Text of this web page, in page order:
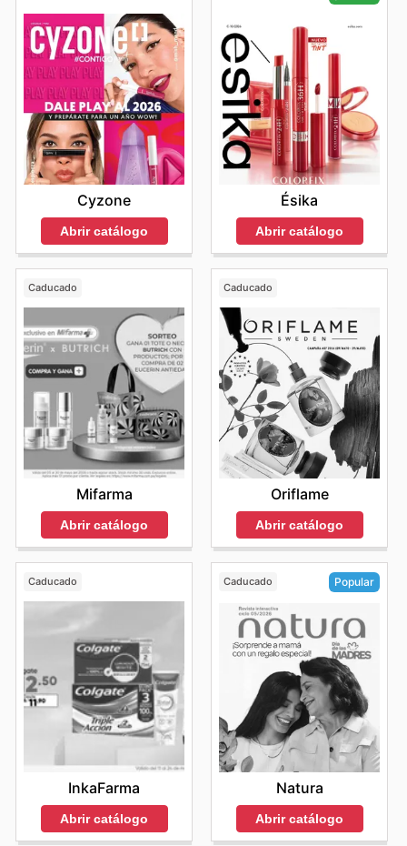
sobre las novedades y descuentos por tiempo limitado.
Encuentra tus marcas favoritas en Yanbal—explora sus
ofertas en línea hoy mismo.
Cyzone
Abrir catálogo
Ésika
Abrir catálogo
Caducado
Mifarma
Abrir catálogo
Caducado
Oriflame
Abrir catálogo
Caducado
InkaFarma
Abrir catálogo
Caducado Popular
Natura
Abrir catálogo